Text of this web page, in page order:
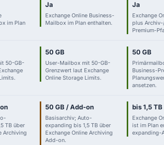
im Plan
Ja
Exchange Online Business-
Mailbox im Plan enthalten.
Ja
Exchange
plus
Premium-
50-GB-
50 GB
User-Mailbox mit 50-GB-
Grenzwert laut Exchange
Online Storage Limits.
50 GB
Business-
ansetzen.
TB über
Archiving
50 GB / Add-on
Basisarchiv; Auto-
expanding bis 1,5 TB über
Exchange Online Archiving
Add-on.
bis 1,5 TB
Exchange
ist im Plan
expanding-